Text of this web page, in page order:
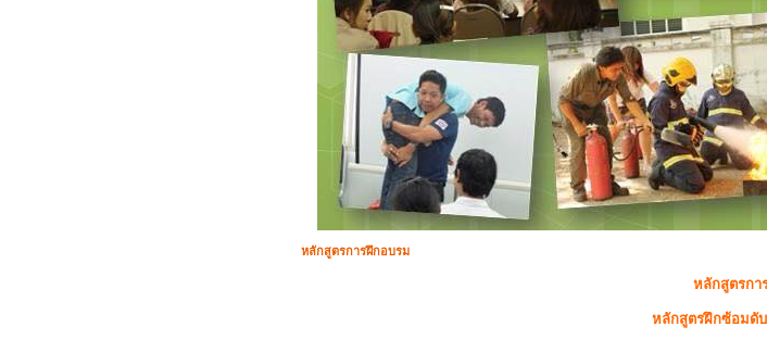
หลักสูตรการฝึกอบรม
หลักสูตรกา
หลักสูตรฝึกซ้อมดั